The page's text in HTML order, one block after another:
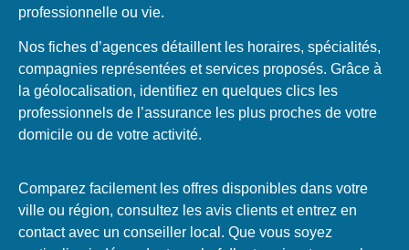
professionnelle ou vie.
Nos fiches d’agences détaillent les horaires, spécialités,
compagnies représentées et services proposés. Grâce à
la géolocalisation, identifiez en quelques clics les
professionnels de l’assurance les plus proches de votre
domicile ou de votre activité.
Comparez facilement les offres disponibles dans votre
ville ou région, consultez les avis clients et entrez en
contact avec un conseiller local. Que vous soyez